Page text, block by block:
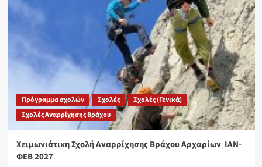
Πρόγραμμα σχολών Σχολές
Σχολές (Γενικά)
Σχολές Αναρρίχησης Βράχου
Χειμωνιάτικη Σχολή Αναρρίχησης Βράχου Αρχαρίων ΙΑΝ-
ΦΕΒ 2027